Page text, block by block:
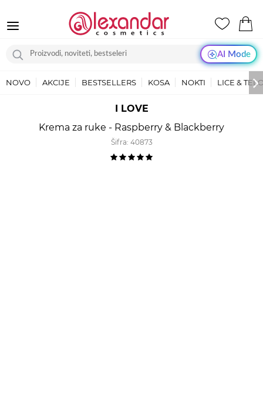
AI Mode
NOVO AKCIJE BESTSELLERS KOSA NOKTI LICE &
I LOVE
Krema za ruke - Raspberry & Blackberry
Šifra: 40873